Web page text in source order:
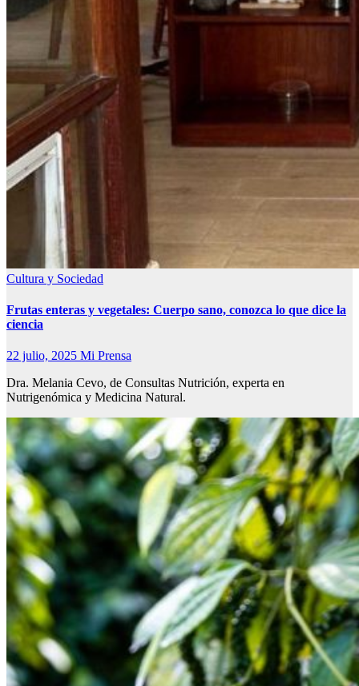
Cultura y Sociedad
Frutas enteras y vegetales: Cuerpo sano, conozca lo que dice la
ciencia
22 julio, 2025 Mi Prensa
Dra. Melania Cevo, de Consultas Nutrición, experta en
Nutrigenómica y Medicina Natural.